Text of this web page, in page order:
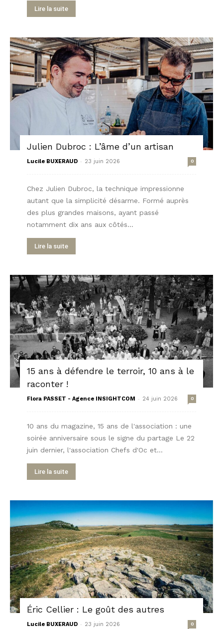
Lire la suite
Julien Dubroc : L’âme d’un artisan
Lucile BUXERAUD - 23 juin 2026 0
Chez Julien Dubroc, la technique impressionne
autant que la simplicité désarme. Formé auprès
des plus grandes maisons, ayant passé
notamment dix ans aux côtés...
Lire la suite
15 ans à défendre le terroir, 10 ans à le
raconter !
Flora PASSET - Agence INSIGHTCOM - 24 juin 2026 0
10 ans du magazine, 15 ans de l'association : une
soirée anniversaire sous le signe du partage Le 22
juin dernier, l'association Chefs d'Oc et...
Lire la suite
Éric Cellier : Le goût des autres
Lucile BUXERAUD - 23 juin 2026 0